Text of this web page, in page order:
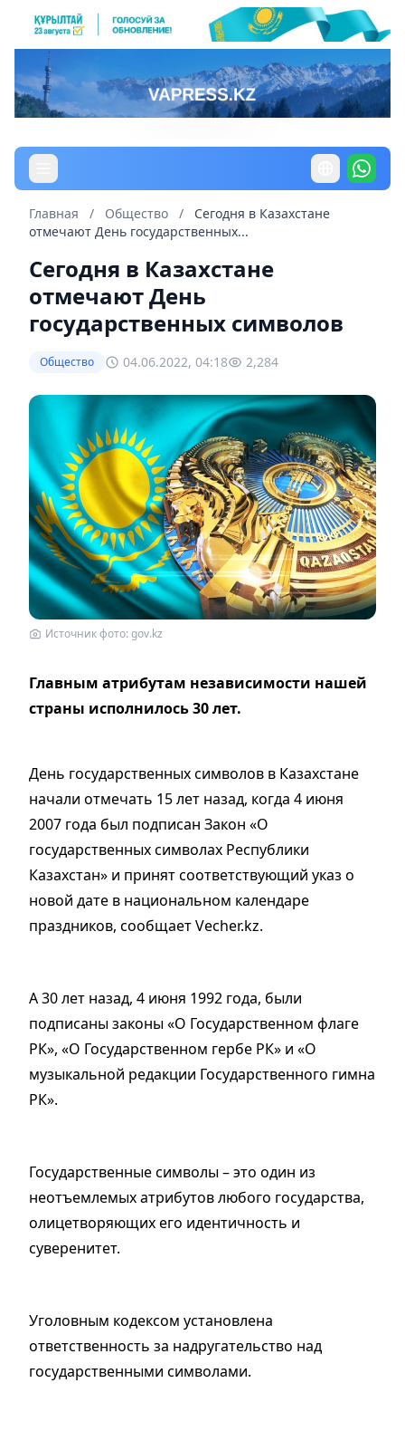
Главная / Общество /
Сегодня в Казахстане
отмечают День государственных...
Сегодня в Казахстане
отмечают День
государственных символов
Общество 04.06.2022, 04:18 2,284
Источник фото: gov.kz
Главным атрибутам независимости нашей
страны исполнилось 30 лет.
День государственных символов в Казахстане
начали отмечать 15 лет назад, когда 4 июня
2007 года был подписан Закон «О
государственных символах Республики
Казахстан» и принят соответствующий указ о
новой дате в национальном календаре
праздников, сообщает Vecher.kz.
А 30 лет назад, 4 июня 1992 года, были
подписаны законы «О Государственном флаге
РК», «О Государственном гербе РК» и «О
музыкальной редакции Государственного гимна
РК».
Государственные символы – это один из
неотъемлемых атрибутов любого государства,
олицетворяющих его идентичность и
суверенитет.
Уголовным кодексом установлена
ответственность за надругательство над
государственными символами.